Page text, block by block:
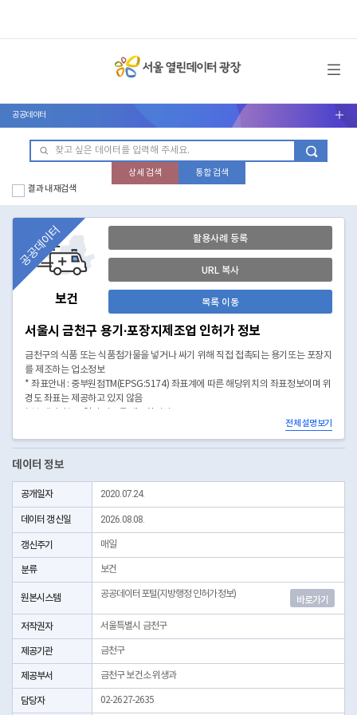
메뉴 열기
공공데이터 서브메뉴 열기
상세 검색
통합 검색
결과 내 재검색
보건
공공데이터 활용사례 등록
URL 복사
목록 이동
서울시 금천구 용기·포장지제조업 인허가 정보
금천구의 식품 또는 식품첨가물을 넣거나 싸기 위해 직접 접촉되는 용기또는 포장지
를 제조하는 업소정보
* 좌표안내 : 중부원점TM(EPSG:5174) 좌표계에 따른 해당위치의 좌표정보이며 위
경도 좌표는 제공하고 있지 않음
* 시군구코드명은 "서울특별시 자치구 기관코드" 데이터셋에서 확인 가능합니다.
(https://data.seoul.go.kr/dataList/OA-22872/S/1/datasetView.do)
전체 설명보기
데이터 정보
공개일자 2020.07.24.
데이터 갱신일 2026.08.08.
갱신주기 매일
분류 보건
원본시스템 공공데이터포털(지방행정 인허가정보)
바로가기
저작권자 서울특별시 금천구
제공기관 금천구
제공부서 금천구 보건소 위생과
담당자 02-2627-2635